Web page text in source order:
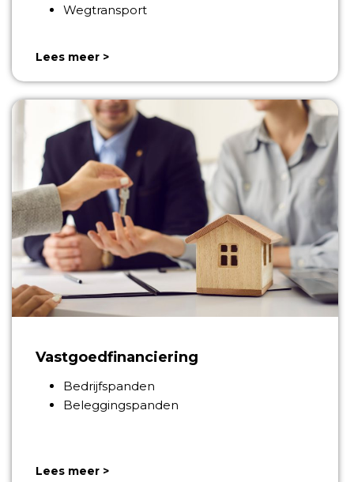
Wegtransport
Lees meer >
Vastgoedfinanciering
Bedrijfspanden
Beleggingspanden
Lees meer >